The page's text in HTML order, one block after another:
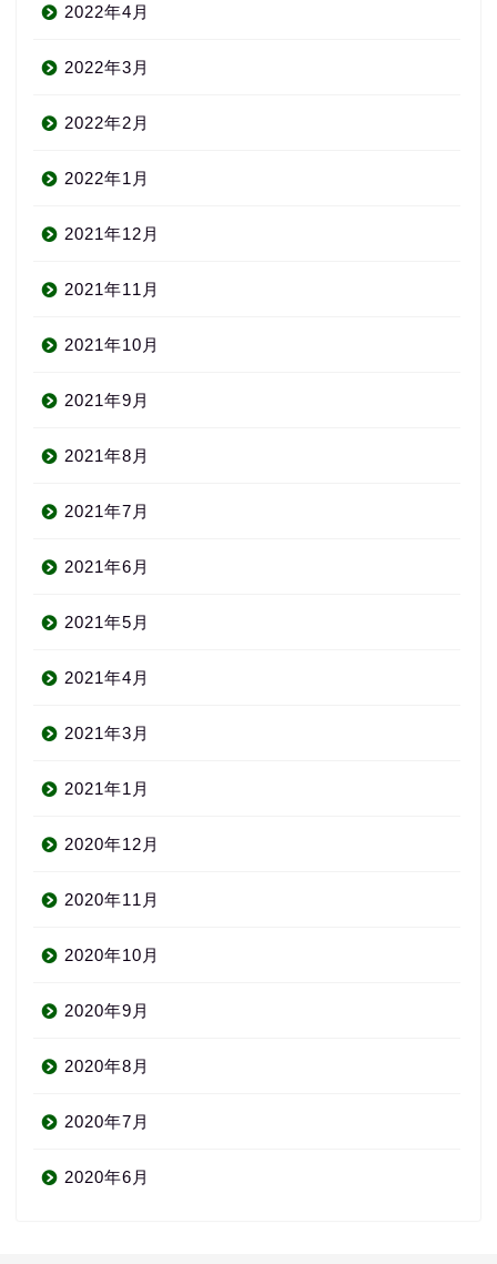
2022年4月
2022年3月
2022年2月
2022年1月
2021年12月
2021年11月
2021年10月
2021年9月
2021年8月
2021年7月
2021年6月
2021年5月
2021年4月
2021年3月
2021年1月
2020年12月
2020年11月
2020年10月
2020年9月
2020年8月
2020年7月
2020年6月